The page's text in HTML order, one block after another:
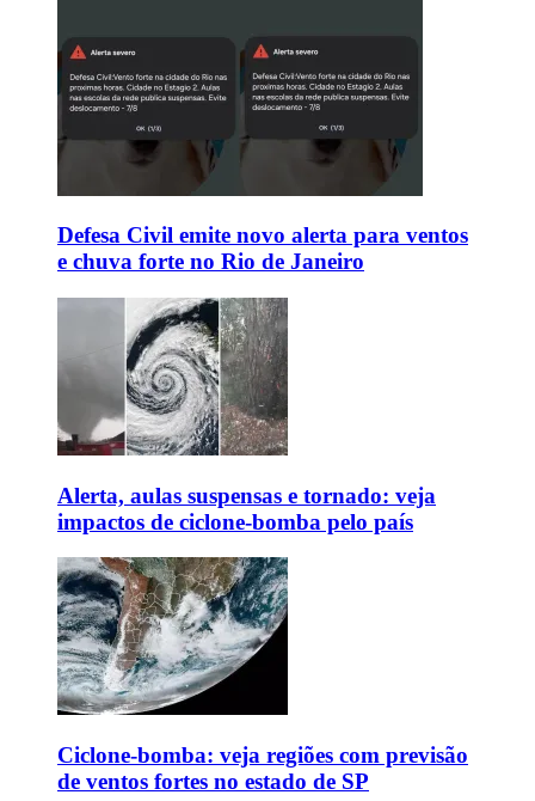
Defesa Civil emite novo alerta para ventos
e chuva forte no Rio de Janeiro
Alerta, aulas suspensas e tornado: veja
impactos de ciclone-bomba pelo país
Ciclone-bomba: veja regiões com previsão
de ventos fortes no estado de SP